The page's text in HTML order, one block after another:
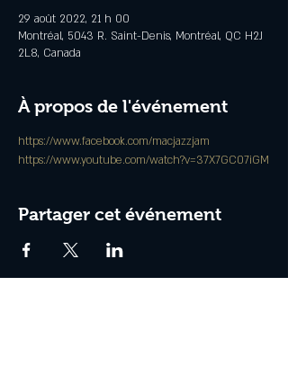
29 août 2022, 21 h 00
Montréal, 5043 R. Saint-Denis, Montréal, QC H2J
2L8, Canada
À propos de l'événement
https://www.facebook.com/macjazzjam
https://www.youtube.com/watch?v=37X7GC07iGM
Partager cet événement